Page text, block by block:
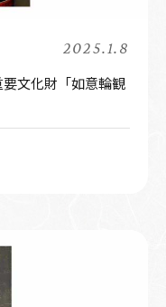
2025.1.8
要文化財「如意輪観